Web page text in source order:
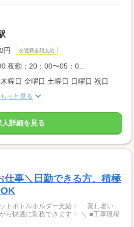
円 交通費全額支給
夜勤：20：00〜05：0...
曜日 金曜日 土曜日 日曜日 祝日
もっと見る
人詳細を見る
仕事＼日勤できる方、積極
トボトルホルダー支給！ 蒸し暑い
に勤務できます！ ＼ ■工事現場